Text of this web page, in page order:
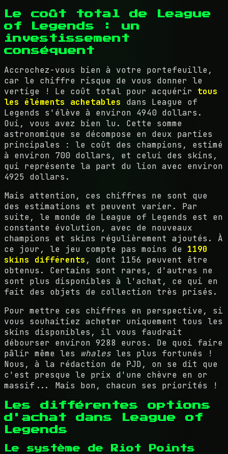
Le coût total de League
of Legends : un
investissement
conséquent
Accrochez-vous bien à votre portefeuille,
car le chiffre risque de vous donner le
vertige ! Le coût total pour acquérir tous
les éléments achetables dans League of
Legends s'élève à environ 4940 dollars.
Oui, vous avez bien lu. Cette somme
astronomique se décompose en deux parties
principales : le coût des champions, estimé
à environ 700 dollars, et celui des skins,
qui représente la part du lion avec environ
4925 dollars.
Mais attention, ces chiffres ne sont que
des estimations et peuvent varier. Par
suite, le monde de League of Legends est en
constante évolution, avec de nouveaux
champions et skins régulièrement ajoutés. À
ce jour, le jeu compte pas moins de 1190
skins différents , dont 1156 peuvent être
obtenus. Certains sont rares, d'autres ne
sont plus disponibles à l'achat, ce qui en
fait des objets de collection très prisés.
Pour mettre ces chiffres en perspective, si
vous souhaitiez acheter uniquement tous les
skins disponibles, il vous faudrait
débourser environ 9288 euros. De quoi faire
pâlir même les whales les plus fortunés !
Nous, à la rédaction de PJD, on se dit que
c'est presque le prix d'une chèvre en or
massif... Mais bon, chacun ses priorités !
Les différentes options
d'achat dans League of
Legends
Le système de Riot Points